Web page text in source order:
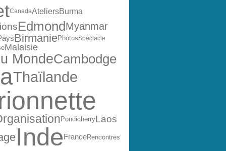
CanadaAteliersBurma
EdmondMyanmar
BirmaniePhotosSpectacle
Malaisie
MondeCambodge
Thaïlande
PondicherryLaos
Inde FranceRencontres